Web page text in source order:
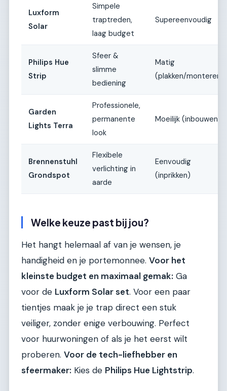
Luxform
Solar
Simpele
traptreden,
laag budget
Supereenvoudig
Philips Hue
Strip
Sfeer &
slimme
bediening
Matig
(plakken/monteren)
Garden
Lights Terra
Professionele,
permanente
look
Moeilijk (inbouwen)
Brennenstuhl
Grondspot
Flexibele
verlichting in
aarde
Eenvoudig
(inprikken)
Welke keuze past bij jou?
Het hangt helemaal af van je wensen, je
handigheid en je portemonnee. Voor het
kleinste budget en maximaal gemak: Ga
voor de Luxform Solar set. Voor een paar
tientjes maak je je trap direct een stuk
veiliger, zonder enige verbouwing. Perfect
voor huurwoningen of als je het eerst wilt
proberen. Voor de tech-liefhebber en
sfeermaker: Kies de Philips Hue Lightstrip.